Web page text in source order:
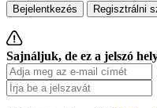
Bejelentkezés Regisztrálni
Sajnáljuk, de ez a jelszó
RÉSZLETEK